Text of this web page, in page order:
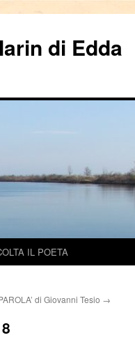
di Edda
IL POETA
di Giovanni Tesio →